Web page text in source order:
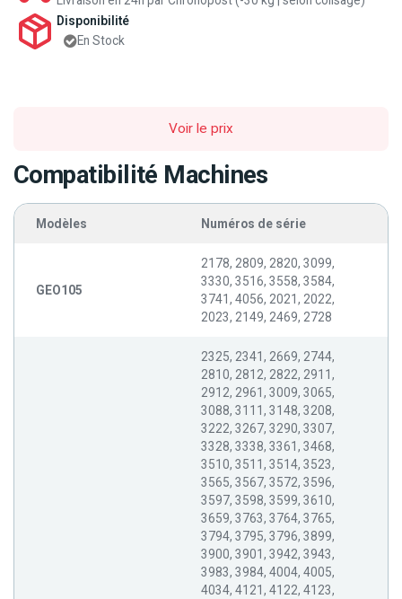
Disponibilité
En Stock
Voir le prix
Compatibilité Machines
Modèles Numéros de série
GEO105
2178, 2809, 2820, 3099,
3330, 3516, 3558, 3584,
3741, 4056, 2021, 2022,
2023, 2149, 2469, 2728
2325, 2341, 2669, 2744,
2810, 2812, 2822, 2911,
2912, 2961, 3009, 3065,
3088, 3111, 3148, 3208,
3222, 3267, 3290, 3307,
3328, 3338, 3361, 3468,
3510, 3511, 3514, 3523,
3565, 3567, 3572, 3596,
3597, 3598, 3599, 3610,
3659, 3763, 3764, 3765,
3794, 3795, 3796, 3899,
3900, 3901, 3942, 3943,
3983, 3984, 4004, 4005,
4034, 4121, 4122, 4123,